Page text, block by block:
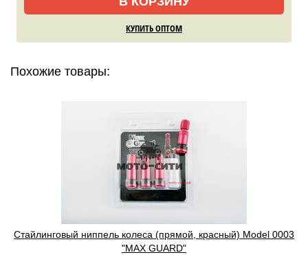
КУПИТЬ ОПТОМ
Похожие товары:
Cтайлинговый ниппель колеса (прямой, красный) Model 0003
"MAX GUARD"